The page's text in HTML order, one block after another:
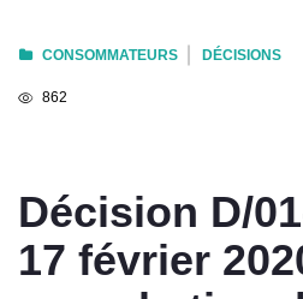
CONSOMMATEURS DÉCISIONS
862
Décision D/
17 février